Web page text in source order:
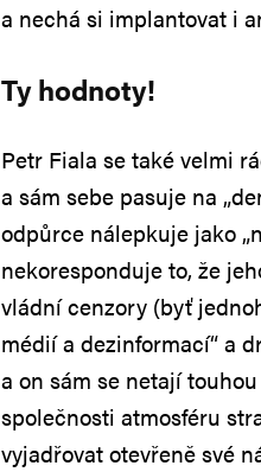
a nechá si implantovat i
Ty hodnoty!
Petr Fiala se také velmi
a sám sebe pasuje na
odpůrce nálepkuje jako
nekoresponduje to, že
vládní cenzory (byť
médií a dezinformací“ a
a on sám se netají touhou
společnosti atmosféru
vyjadřovat otevřeně své